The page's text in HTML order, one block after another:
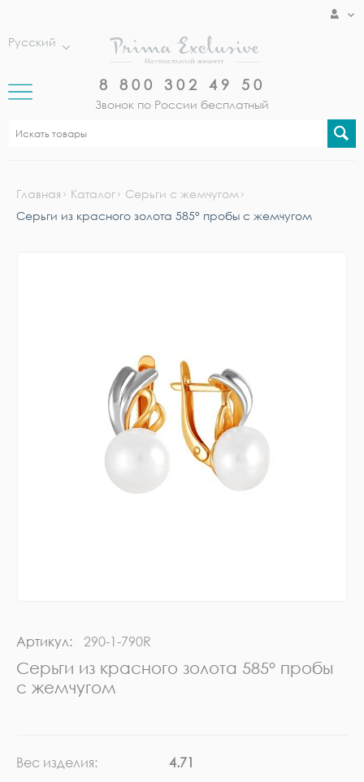
Русский
8 800 302 49 50
Звонок по России бесплатный
Главная Каталог
Серьги с жемчугом
Серьги из красного золота 585° пробы с жемчугом
Артикул: 290-1-790R
Серьги из красного золота 585° пробы
с жемчугом
Вес изделия:
4.71